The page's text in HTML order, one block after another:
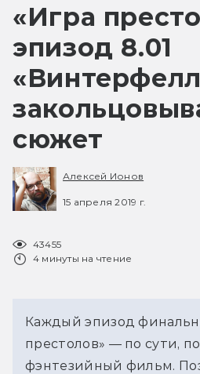
«Игра
эпизод 8.01
сюжет
Алексей Ионов
15 апреля 2019 г.
43455
4 минуты на чтение
Каждый эпизод
престолов» — по сути,
фэнтезийный фильм.